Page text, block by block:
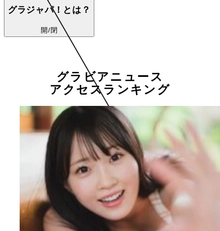
グラジャパ！とは？
開/閉
グラビアニュース
アクセスランキング